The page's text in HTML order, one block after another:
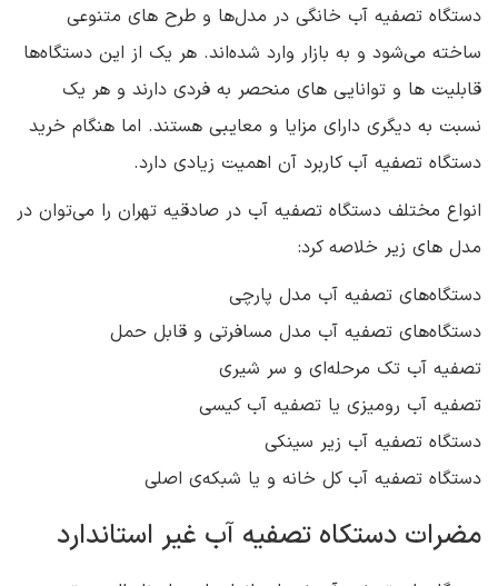
دستگاه تصفیه آب خانگی در مدل‌ها و طرح‌ های متنوعی
ساخته می‌شود و به بازار وارد شده‌اند. هر یک از این دستگاه‌ها
قابلیت‌ ها و توانایی‌ های منحصر به فردی دارند و هر یک
نسبت به دیگری دارای مزایا و معایبی هستند. اما هنگام خرید
دستگاه تصفیه آب کاربرد آن اهمیت زیادی دارد.
انواع مختلف دستگاه تصفیه آب در صادقیه تهران را می‌توان در
مدل‌ های زیر خلاصه کرد:
دستگاه‌های تصفیه آب مدل پارچی
دستگاه‌های تصفیه آب مدل مسافرتی و قابل حمل
تصفیه آب تک مرحله‌ای و سر شیری
تصفیه آب رومیزی یا تصفیه آب کیسی
دستگاه تصفیه آب زیر سینکی
دستگاه تصفیه آب کل خانه و یا شبکه‌ی اصلی
مضرات دستکاه تصفیه آب غیر استاندارد